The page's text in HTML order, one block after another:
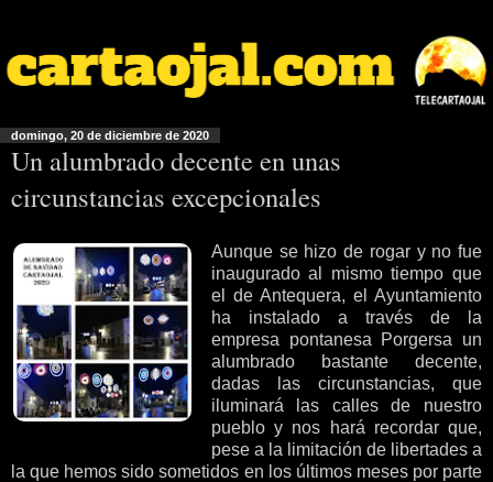
domingo, 20 de diciembre de 2020
Un alumbrado decente en unas
circunstancias excepcionales
Aunque se hizo de rogar y no fue
inaugurado al mismo tiempo que
el de Antequera, el Ayuntamiento
ha instalado a través de la
empresa pontanesa Porgersa un
alumbrado bastante decente,
dadas las circunstancias, que
iluminará las calles de nuestro
pueblo y nos hará recordar que,
pese a la limitación de libertades a
la que hemos sido sometidos en los últimos meses por parte